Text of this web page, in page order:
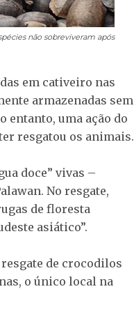
não sobreviveram após
em cativeiro nas
armazenadas sem
entanto, uma ação do
resgatou os animais.
doce” vivas –
No resgate,
de floresta
asiático”.
de crocodilos
o único local na